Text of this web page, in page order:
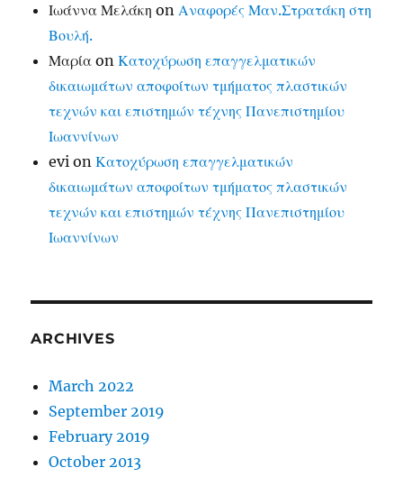
Ιωάννα Μελάκη onΑναφορές Μαν.Στρατάκη στη
Βουλή.
Μαρία onΚατοχύρωση επαγγελματικών
δικαιωμάτων αποφοίτων τμήματος πλαστικών
τεχνών και επιστημών τέχνης Πανεπιστημίου
Ιωαννίνων
evi onΚατοχύρωση επαγγελματικών
δικαιωμάτων αποφοίτων τμήματος πλαστικών
τεχνών και επιστημών τέχνης Πανεπιστημίου
Ιωαννίνων
ARCHIVES
March 2022
September 2019
February 2019
October 2013